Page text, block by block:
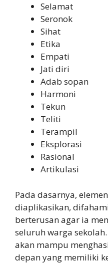
Selamat
Seronok
Sihat
Etika
Empati
Jati diri
Adab sopan
Harmoni
Tekun
Teliti
Terampil
Eksplorasi
Rasional
Artikulasi
Pada dasarnya,
diaplikasikan,
berterusan agar ia
seluruh warga
akan mampu
depan yang memiliki